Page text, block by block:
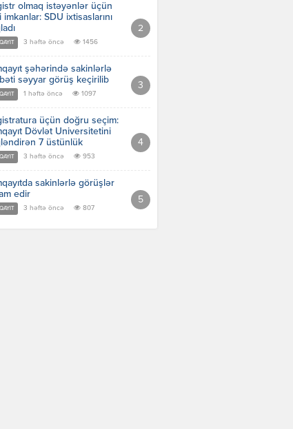
olmaq istəyənlər üçün
imkanlar: SDU ixtisaslarını
3 həftə öncə 1456
şəhərində sakinlərlə
səyyar görüş keçirilib
1 həftə öncə 1097
üçün doğru seçim:
Dövlət Universitetini
7 üstünlük
3 həftə öncə 953
sakinlərlə görüşlər
edir
3 həftə öncə 807